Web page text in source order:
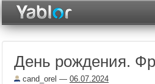
Неделя
День рождения.
cand_orel — 06.07.2024